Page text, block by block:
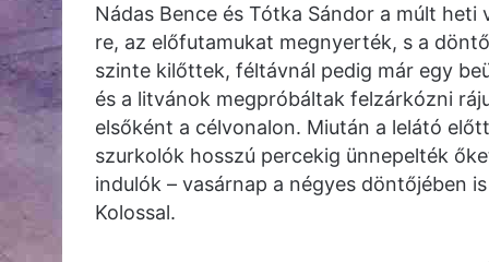
Nádas Bence és Tótka Sándor a múlt
re, az előfutamukat megnyerték, s a
szinte kilőttek, féltávnál pedig már egy
és a litvánok megpróbáltak felzárkózni
elsőként a célvonalon. Miután a lelátó
szurkolók hosszú percekig ünnepelték
indulók – vasárnap a négyes döntőjében
Kolossal.